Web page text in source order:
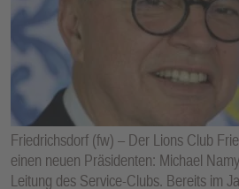
Friedrichsdorf (fw) – Der Lions Club
einen neuen Präsidenten: Michael
Leitung des Service-Clubs. Bereits im